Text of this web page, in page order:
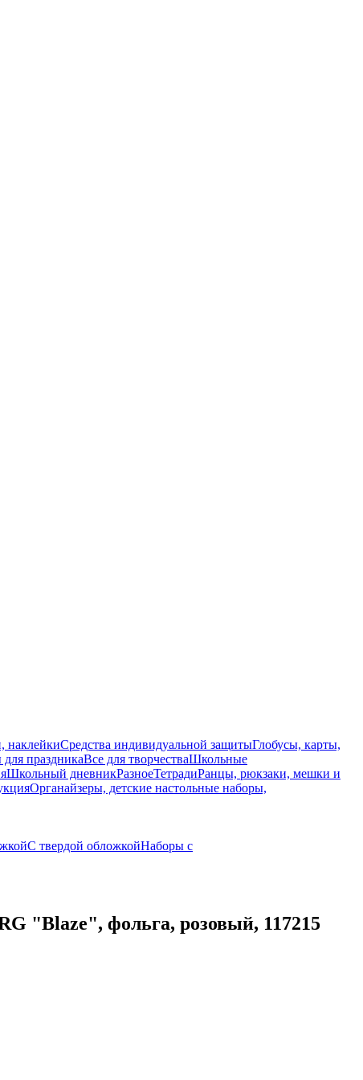
наклейкиСредства индивидуальной защитыГлобусы, карты,
праздникаВсе для творчестваШкольные
Школьный дневникРазноеТетрадиРанцы, рюкзаки, мешки и
Органайзеры, детские настольные наборы,
С твердой обложкойНаборы с
"Blaze", фольга, розовый, 117215